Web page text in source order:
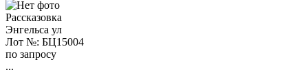
Рассказовка
Энгельса ул
Лот №: БЦ15004
по запросу
...